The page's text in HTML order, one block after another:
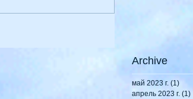
Archive
май 2023 г. (1)
апрель 2023 г. (1)